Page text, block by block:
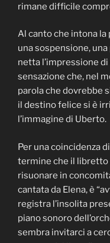
rimane difficile
Al canto che intona la
una sospensione,
netta l’impressione
sensazione che, nel
parola che dovrebbe
il destino felice si è
l’immagine di Uberto.
Per una coincidenza
termine che il libretto
risuonare in
cantata da Elena, è
registra l’insolita
piano sonoro
sembra invitarci a